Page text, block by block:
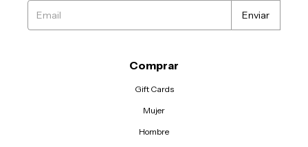
Comprar
Gift Cards
Mujer
Hombre